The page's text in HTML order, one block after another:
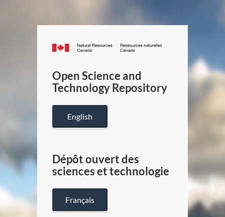
Canada.ca
/
Canada
Open Science and
Technology Repository
English
Dépôt ouvert des
sciences et technologie
Français